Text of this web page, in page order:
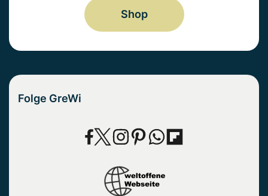
Shop
Folge GreWi